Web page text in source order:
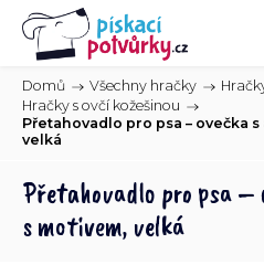
Domů / Všechny hračky /
Hračky s ovčí kožešinou /
Přetahovadlo pro psa – ovečka
velká
Přetahovadlo pro psa –
s motivem, velká